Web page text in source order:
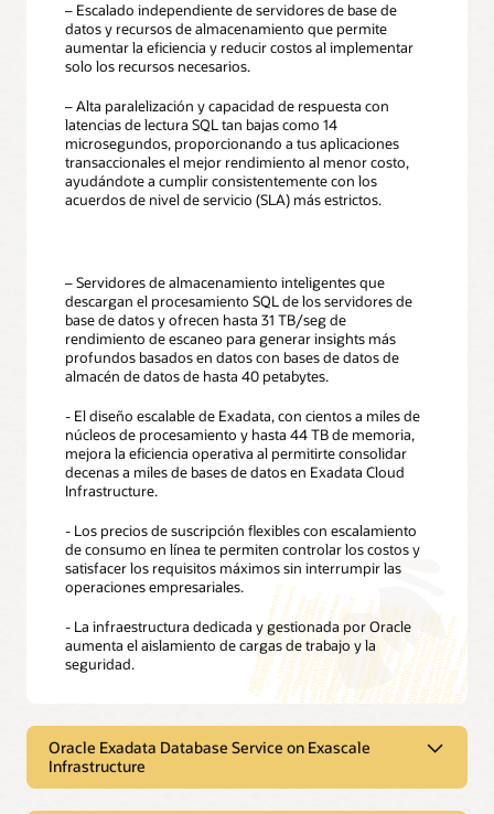
– Escalado independiente de servidores de base de
datos y recursos de almacenamiento que permite
aumentar la eficiencia y reducir costos al implementar
solo los recursos necesarios.
– Alta paralelización y capacidad de respuesta con
latencias de lectura SQL tan bajas como 14
microsegundos, proporcionando a tus aplicaciones
transaccionales el mejor rendimiento al menor costo,
ayudándote a cumplir consistentemente con los
acuerdos de nivel de servicio (SLA) más estrictos.
– Servidores de almacenamiento inteligentes que
descargan el procesamiento SQL de los servidores de
base de datos y ofrecen hasta 31 TB/seg de
rendimiento de escaneo para generar insights más
profundos basados en datos con bases de datos de
almacén de datos de hasta 40 petabytes.
- El diseño escalable de Exadata, con cientos a miles de
núcleos de procesamiento y hasta 44 TB de memoria,
mejora la eficiencia operativa al permitirte consolidar
decenas a miles de bases de datos en Exadata Cloud
Infrastructure.
- Los precios de suscripción flexibles con escalamiento
de consumo en línea te permiten controlar los costos y
satisfacer los requisitos máximos sin interrumpir las
operaciones empresariales.
- La infraestructura dedicada y gestionada por Oracle
aumenta el aislamiento de cargas de trabajo y la
seguridad.
Oracle Exadata Database Service on Exascale
Infrastructure